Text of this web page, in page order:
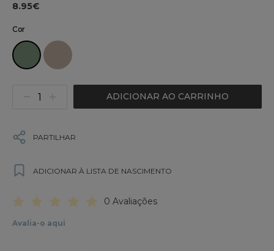
8.95€
Cor
ADICIONAR AO CARRINHO
PARTILHAR
ADICIONAR À LISTA DE NASCIMENTO
0 Avaliações
Avalia-o aqui